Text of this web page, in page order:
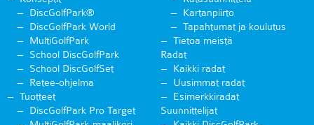
DiscGolfPark®
DiscGolfPark World
MultiGolfPark
School DiscGolfPark
School DiscGolfSet
Retee-ohjelma
Tuotteet
DiscGolfPark Pro Target
Kartanpiirto
Tapahtumat ja koulutus
Tietoa meistä
Radat
Kaikki radat
Uusimmat radat
Esimerkkiradat
Suunnittelijat